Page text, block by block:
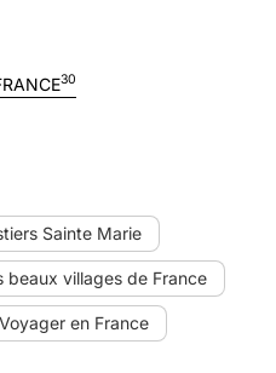
30
Sainte Marie
beaux villages de France
Voyager en France